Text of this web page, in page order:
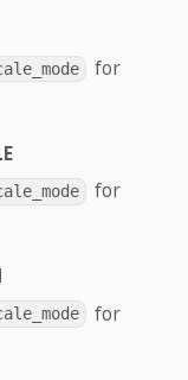
for
for
for